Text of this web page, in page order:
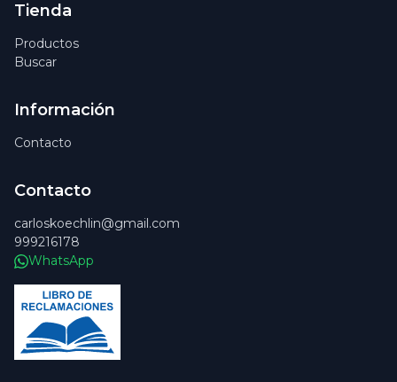
Tienda
Productos
Buscar
Información
Contacto
Contacto
carloskoechlin@gmail.com
999216178
WhatsApp